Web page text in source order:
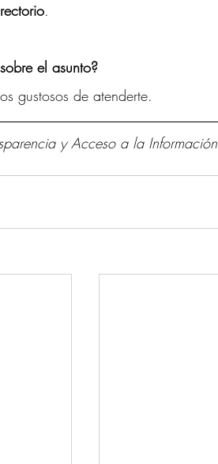
.
el asunto?
gustosos de atenderte.
y Acceso a la Información